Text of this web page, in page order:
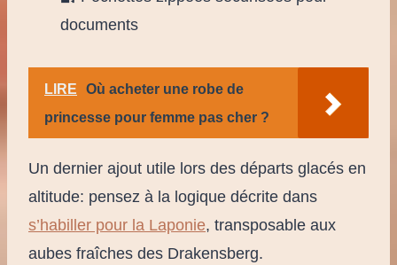
documents
LIRE
Où acheter une robe de
princesse pour femme pas cher ?
Un dernier ajout utile lors des départs glacés en
altitude: pensez à la logique décrite dans
s’habiller pour la Laponie, transposable aux
aubes fraîches des Drakensberg.